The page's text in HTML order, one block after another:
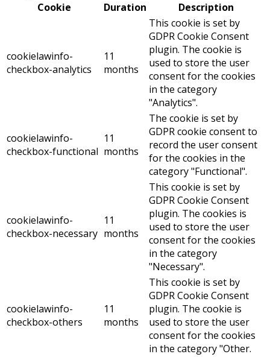
Cookie
Duration Description
cookielawinfo-
checkbox-analytics
11
months
This cookie is set by
GDPR Cookie Consent
plugin. The cookie is
used to store the user
consent for the cookies
in the category
"Analytics".
cookielawinfo-
checkbox-functional
11
months
The cookie is set by
GDPR cookie consent to
record the user consent
for the cookies in the
category "Functional".
cookielawinfo-
checkbox-necessary
11
months
This cookie is set by
GDPR Cookie Consent
plugin. The cookies is
used to store the user
consent for the cookies
in the category
"Necessary".
cookielawinfo-
checkbox-others
11
months
This cookie is set by
GDPR Cookie Consent
plugin. The cookie is
used to store the user
consent for the cookies
in the category "Other.